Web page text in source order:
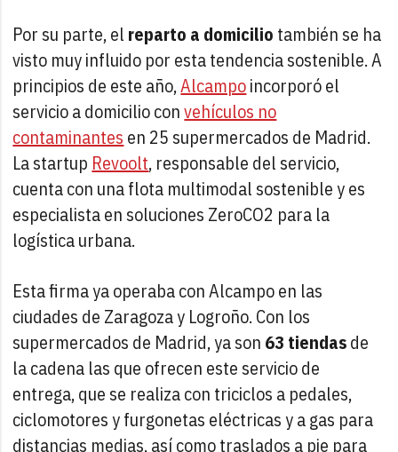
Por su parte, el reparto a domicilio también se ha
visto muy influido por esta tendencia sostenible. A
principios de este año,Alcampoincorporó el
servicio a domicilio convehículos no
contaminantes en 25 supermercados de Madrid.
La startup Revoolt, responsable del servicio,
cuenta con una flota multimodal sostenible y es
especialista en soluciones ZeroCO2 para la
logística urbana.
Esta firma ya operaba con Alcampo en las
ciudades de Zaragoza y Logroño. Con los
supermercados de Madrid, ya son 63 tiendasde
la cadena las que ofrecen este servicio de
entrega, que se realiza con triciclos a pedales,
ciclomotores y furgonetas eléctricas y a gas para
distancias medias, así como traslados a pie para